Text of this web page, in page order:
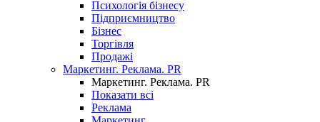
Психологія бізнесу
Підприємництво
Бізнес
Торгівля
Продажі
Маркетинг. Реклама. PR
Маркетинг. Реклама. PR
Показати всі
Реклама